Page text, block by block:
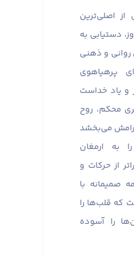
اصلی‌ترین
دستیابی به
و ذهنی
پرهیاهوی
و یاد خداست
محکم، روح
می‌بخشد
به ارمغان
از حرکات و
صمیمانه با
که قلب‌ها را
را آسوده